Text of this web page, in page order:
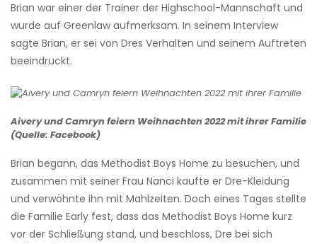
Brian war einer der Trainer der Highschool-Mannschaft und
wurde auf Greenlaw aufmerksam. In seinem Interview
sagte Brian, er sei von Dres Verhalten und seinem Auftreten
beeindruckt.
Aivery und Camryn feiern Weihnachten 2022 mit ihrer Familie
(Quelle: Facebook)
Brian begann, das Methodist Boys Home zu besuchen, und
zusammen mit seiner Frau Nanci kaufte er Dre-Kleidung
und verwöhnte ihn mit Mahlzeiten. Doch eines Tages stellte
die Familie Early fest, dass das Methodist Boys Home kurz
vor der Schließung stand, und beschloss, Dre bei sich